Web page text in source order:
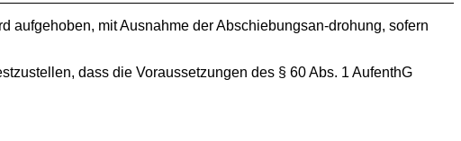
aufgehoben, mit Ausnahme der Abschiebungsan-drohung, sofern
dass die Voraussetzungen des § 60 Abs. 1 AufenthG